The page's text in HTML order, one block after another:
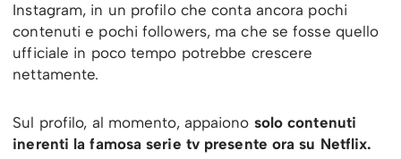
Instagram, in un profilo che conta ancora pochi
contenuti e pochi followers, ma che se fosse quello
ufficiale in poco tempo potrebbe crescere
nettamente.
Sul profilo, al momento, appaiono solo contenuti
inerenti la famosa serie tv presente ora su Netflix.